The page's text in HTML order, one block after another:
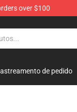
over $100
de pedido